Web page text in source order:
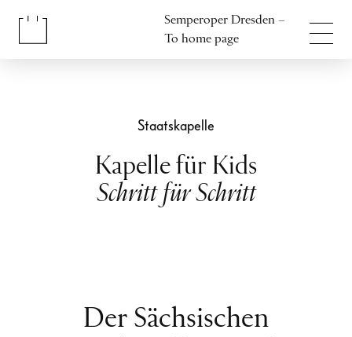
Semperoper Dresden –
To home page
Staatskapelle
Kapelle für Kids
Schritt für Schritt
Der Sächsischen